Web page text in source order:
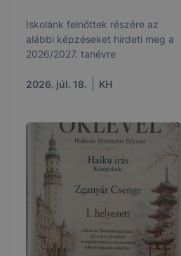
Iskolánk felnőttek részére az
alábbi képzéseket hirdeti meg a
2026/2027. tanévre
2026. júl. 18. KH